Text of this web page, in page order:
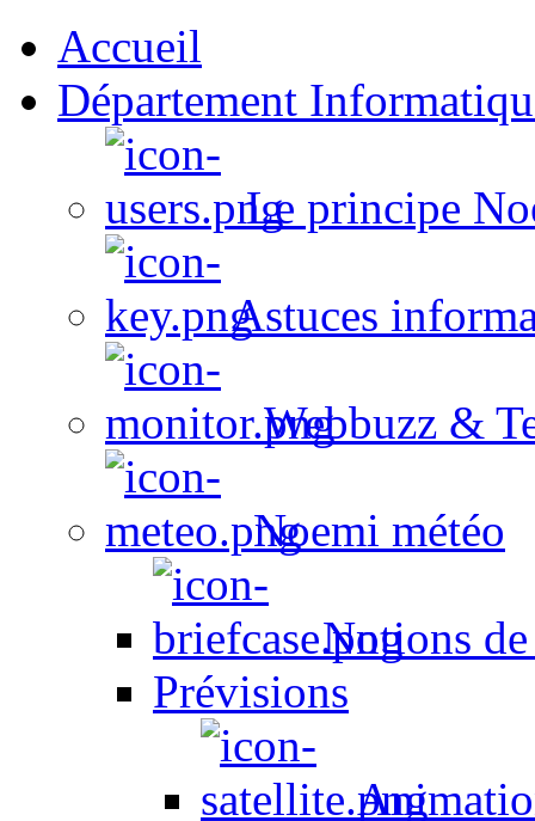
Accueil
Département
Le principe
Astuces
Webbuzz &
Noemi météo
Notions
Prévisions